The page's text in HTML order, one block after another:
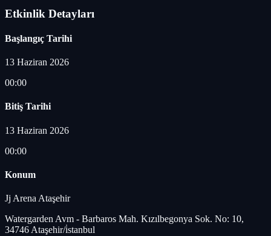
Etkinlik Detayları
Başlangıç Tarihi
13 Haziran 2026
00:00
Bitiş Tarihi
13 Haziran 2026
00:00
Konum
Jj Arena Ataşehir
Watergarden Avm - Barbaros Mah. Kızılbegonya Sok. No: 10,
34746 Ataşehir/i̇stanbul